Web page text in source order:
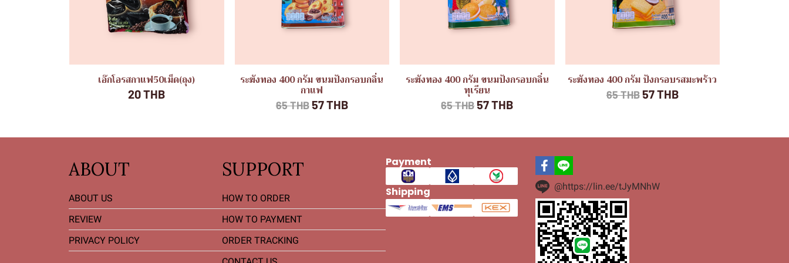
เอ๊กโอรสกาแฟ50เม็ด(ถุง)
20 THB
ระฆังทอง 400 กรัม ขนมปังกรอบกลิ่น
กาแฟ
65 THB57 THB
ระฆังทอง 400 กรัม ขนมปังกรอบกลิ่น
ทุเรียน
65 THB57 THB
ระฆังทอง 400 กรัม ปังกรอบรสมะพร้าว
65 THB57 THB
ABOUT
ABOUT US
REVIEW
PRIVACY POLICY
SUPPORT
HOW TO ORDER
HOW TO PAYMENT
ORDER TRACKING
Payment
Shipping @https://lin.ee/tJyMNhW